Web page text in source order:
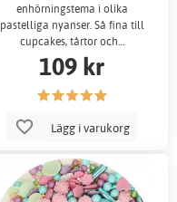
enhörningstema i olika
pastelliga nyanser. Så fina till
cupcakes, tårtor och…
109 kr
Lägg i varukorg